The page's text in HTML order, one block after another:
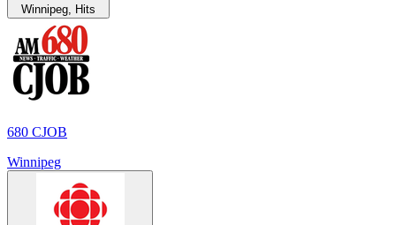
Winnipeg, Hits
680 CJOB
Winnipeg